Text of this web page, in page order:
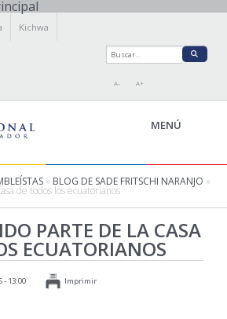
Kichwa
A- A+
MENÚ
» BLOG DE SADE FRITSCHI NARANJO »
de todos los ecuatorianos
PARTE DE LA CASA
ECUATORIANOS
- 13:00 Imprimir